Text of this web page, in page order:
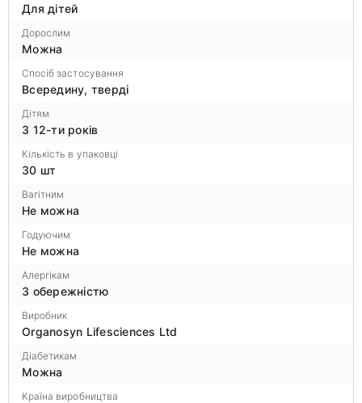
Для дітей
Дорослим
Можна
Спосіб застосування
Всередину, тверді
Дітям
З 12-ти років
Кількість в упаковці
30 шт
Вагітним
Не можна
Годуючим
Не можна
Алергікам
З обережністю
Виробник
Organosyn Lifesciences Ltd
Діабетикам
Можна
Країна виробництва